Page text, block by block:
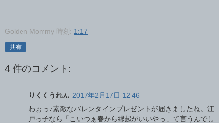
Golden Mommy 時刻: 1:17
共有
4 件のコメント:
りくくうれん 2017年2月17日 12:46
わぉっ♪素敵なバレンタインプレゼントが届きましたね。江
戸っ子なら「こいつぁ春から縁起がいいやっ」て言うんでし